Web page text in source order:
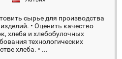
сырье для производства
• Оценить качество
хлеба и хлебобулочных
технологических
хлеба. • ...